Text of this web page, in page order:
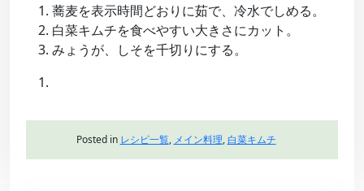
蕎麦を表示時間どおりに茹で、冷水でしめる。
白菜キムチを食べやすい大きさにカット。
みょうが、しそを千切りにする。
Posted in レシピ一覧, メイン料理, 白菜キムチ